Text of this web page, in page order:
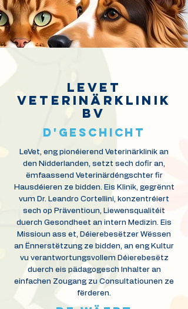
Levet
Veterinärklinik
BV
D'GESCHICHT
LeVet, eng pionéierend Veterinärklinik an
den Nidderlanden, setzt sech dofir an,
ëmfaassend Veterinärdéngschter fir
Hausdéieren ze bidden. Eis Klinik, gegrënnt
vum Dr. Leandro Cortellini, konzentréiert
sech op Präventioun, Liewensqualitéit
duerch Gesondheet an intern Medizin. Eis
Missioun ass et, Déierebesëtzer Wëssen
an Ënnerstëtzung ze bidden, an eng Kultur
vu verantwortungsvollem Déierebesëtz
duerch eis pädagogesch Inhalter an
einfachen Zougang zu Consultatiounen ze
fërderen.